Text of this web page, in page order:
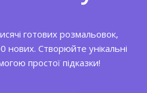
готових розмальовок,
Створюйте унікальні
простої підказки!